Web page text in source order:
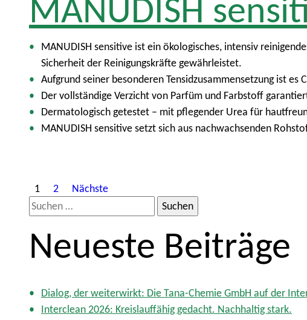
MANUDISH
MANUDISH sensitive ist ein ökologisches, intensiv
Sicherheit der Reinigungskräfte gewährleistet.
Aufgrund seiner besonderen Tensidzusammensetzung ist
Der vollständige Verzicht von Parfüm und Farbstoff
Dermatologisch getestet – mit pflegender Urea für
MANUDISH sensitive setzt sich aus nachwachsenden
S
e
i
t
n
1 2
Nächste
S
u
cNeueste Beiträge
Dialog, der weiterwirkt: Die Tana-Chemie GmbH auf der
Interclean 2026: Kreislauffähig gedacht. Nachhaltig stark.